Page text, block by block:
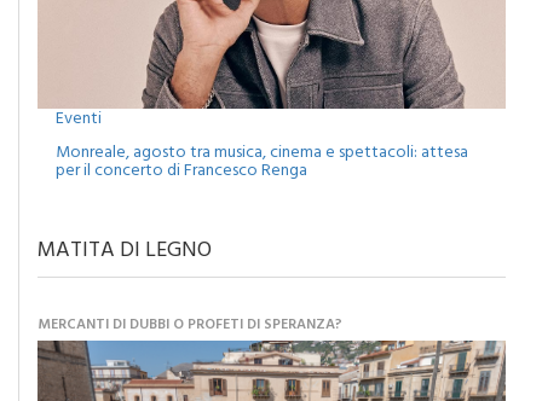
Eventi
Monreale, agosto tra musica, cinema e spettacoli: attesa
MATITA DI LEGNO
MERCANTI DI DUBBI O PROFETI DI SPERANZA?